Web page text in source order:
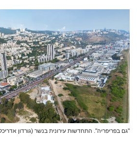
"גם בפריפריה". התחדשות עירונית בנשר (גורדון